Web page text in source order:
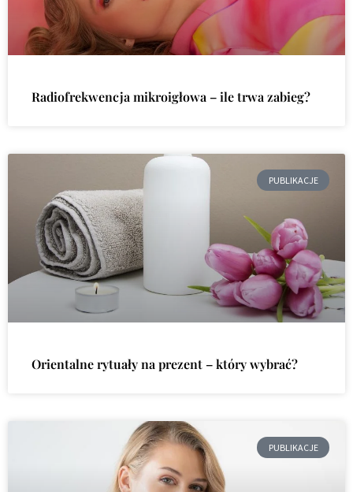
Radiofrekwencja mikroigłowa – ile trwa zabieg?
PUBLIKACJE
Orientalne rytuały na prezent – który wybrać?
PUBLIKACJE